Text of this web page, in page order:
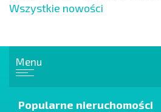
Wszystkie nowości
Menu
Popularne nieruchomości